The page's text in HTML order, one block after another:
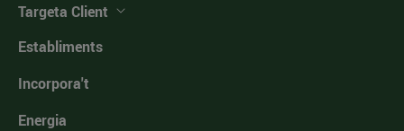
Targeta Client
Establiments
Incorpora't
Energia